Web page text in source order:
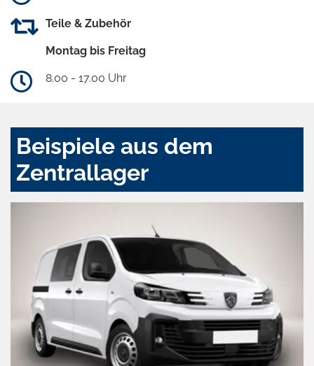
Teile & Zubehör
Montag bis Freitag
8.00 - 17.00 Uhr
Beispiele aus dem
Zentrallager